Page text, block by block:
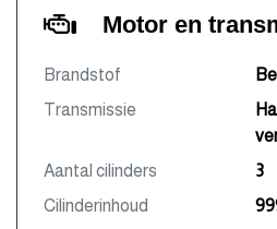
Motor en
Brandstof
Transmissie
Aantal cilinders
3
Cilinderinhoud